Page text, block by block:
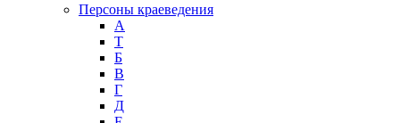
Персоны краеведения
А
T
Б
В
Г
Д